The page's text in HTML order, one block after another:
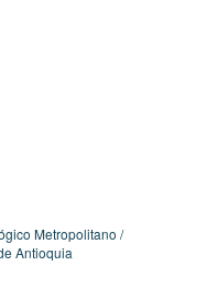
Metropolitano
Antioquia